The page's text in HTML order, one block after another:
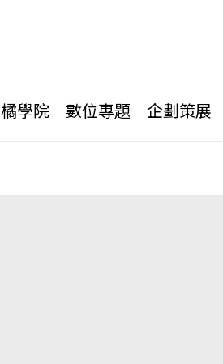
橘學院 數位專題 企劃策展